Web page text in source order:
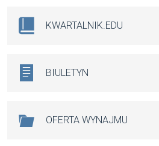
KWARTALNIK.EDU
BIULETYN
OFERTA WYNAJMU